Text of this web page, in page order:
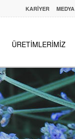
KARİYER MEDYA
ÜRETİMLERİMİZ